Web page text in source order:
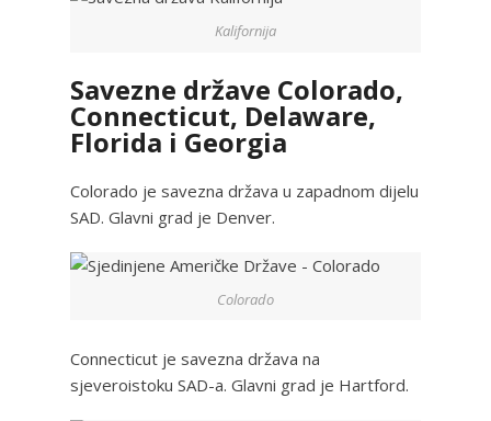
Kalifornija
Savezne države Colorado,
Connecticut, Delaware,
Florida i Georgia
Colorado je savezna država u zapadnom dijelu
SAD. Glavni grad je Denver.
Colorado
Connecticut je savezna država na
sjeveroistoku SAD-a. Glavni grad je Hartford.